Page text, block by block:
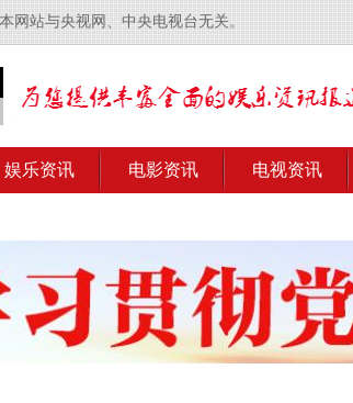
网站与央视网、中央电视台无关。
娱乐资讯 电影资讯 电视资讯